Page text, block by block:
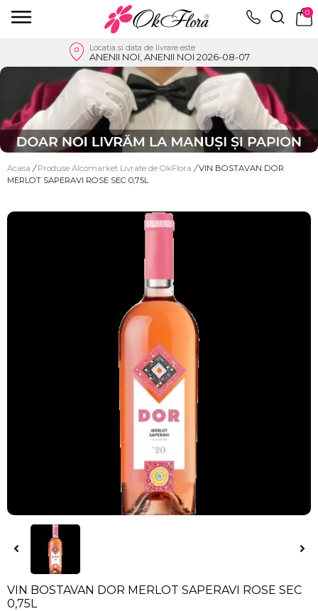
0
Locatia si data de livrare este
ANENII NOI, ANENII NOI 2026-08-07
Acasa / Produse Alcomarket Livrate de OkFlora / VIN BOSTAVAN DOR
MERLOT SAPERAVI ROSE SEC 0,75L
VIN BOSTAVAN DOR MERLOT SAPERAVI ROSE SEC
0,75L